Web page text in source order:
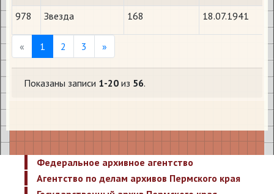
978 Звезда 168 18.07.1941
« Previous
1 2 3 »
Показаны записи 1-20 из 56.
Федеральное архивное агентство
Агентство по делам архивов Пермского края